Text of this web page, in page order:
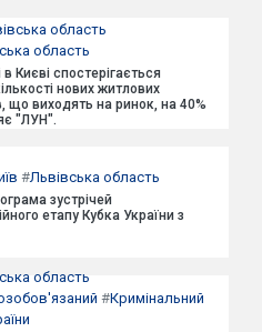
область
область
Києві спостерігається
нових житлових
що виходять на ринок, на 40%
"ЛУН".
#Львівська область
зустрічей
етапу Кубка України з
область
#Кримінальний